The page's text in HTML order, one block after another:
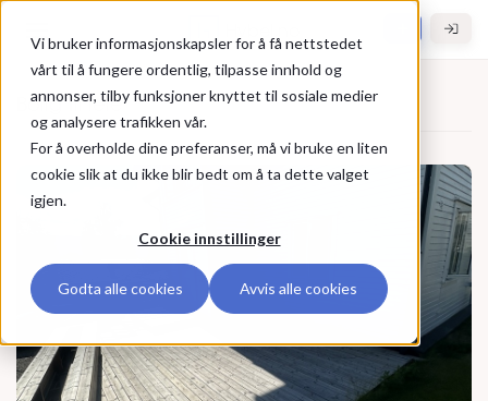
Vi bruker informasjonskapsler for å få nettstedet
vårt til å fungere ordentlig, tilpasse innhold og
annonser, tilby funksjoner knyttet til sosiale medier
og analysere trafikken vår.
For å overholde dine preferanser, må vi bruke en liten
cookie slik at du ikke blir bedt om å ta dette valget
igjen.
Cookie innstillinger
Godta alle cookies Avvis alle cookies
Bolig til leie